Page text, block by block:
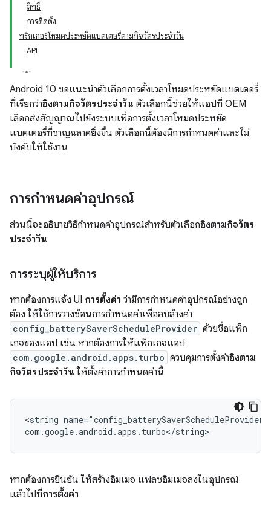
สิทธิ์
การติดตั้ง
ทริกเกอร์โหมดประหยัดแบตเตอรี่ตามกิจวัตรประจำวัน
API
Android 10 ขอแนะนำตัวเลือกการตั้งเวลาโหมดประหยัดแบตเตอรี่
ที่เรียกว่าอิงตามกิจวัตรประจำวัน ตัวเลือกนี้ช่วยให้แอปที่ OEM
เลือกส่งสัญญาณไปยังระบบเพื่อการตั้งเวลาโหมดประหยัด
แบตเตอรี่ที่ชาญฉลาดยิ่งขึ้น ตัวเลือกนี้ต้องมีการกำหนดค่าและไม่
บังคับให้ใช้งาน
การกำหนดค่าอุปกรณ์
ส่วนนี้จะอธิบายวิธีกำหนดค่าอุปกรณ์สำหรับตัวเลือกอิงตามกิจวัตร
ประจำวัน
การระบุผู้ให้บริการ
หากต้องการแจ้ง UI การตั้งค่า ว่ามีการกำหนดค่าอุปกรณ์อย่างถูก
ต้อง ให้ใช้การวางซ้อนการกำหนดค่าเพื่อลบล้างค่า
config_batterySaverScheduleProvider ด้วยชื่อแพ็ก
เกจของแอป เช่น หากต้องการให้แพ็กเกจแอป
com.google.android.apps.turbo ควบคุมการตั้งค่าอิงตาม
กิจวัตรประจำวัน ให้ตั้งค่าการกำหนดค่านี้
<string name="config_batterySaverScheduleProvider"
หากต้องการยืนยัน ให้สร้างอิมเมจ แฟลชอิมเมจลงในอุปกรณ์
แล้วไปที่การตั้งค่า